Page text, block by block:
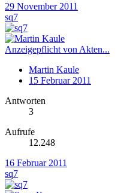
29 November 2011
sq7
Anzeigepflicht von Akten...
Martin Kaule
15 Februar 2011
Antworten
3
Aufrufe
12.248
16 Februar 2011
sq7